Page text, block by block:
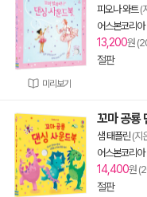
미리보기
피오나 와트(
어스본코리아|
13,200원
절판
꼬마 공룡
샘 태플린 (지
어스본코리아|
14,400원
절판